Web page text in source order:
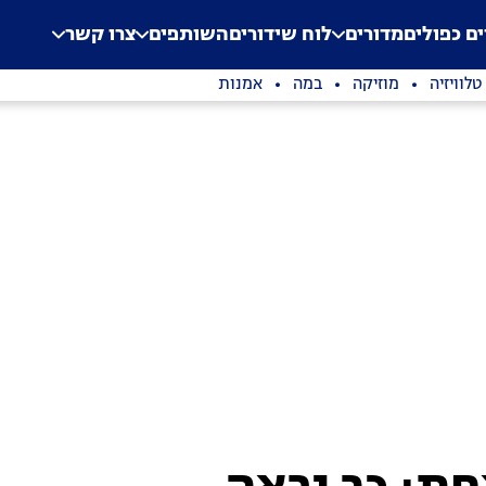
Application error: a
. כפוליםמדורים לוח שידוריםהשותפים צרו קשר
טלוויזיה מוזיקה במה אמנות